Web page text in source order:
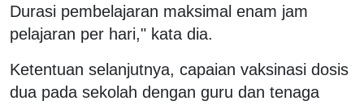
Durasi pembelajaran maksimal enam jam
pelajaran per hari," kata dia.
Ketentuan selanjutnya, capaian vaksinasi dosis
dua pada sekolah dengan guru dan tenaga